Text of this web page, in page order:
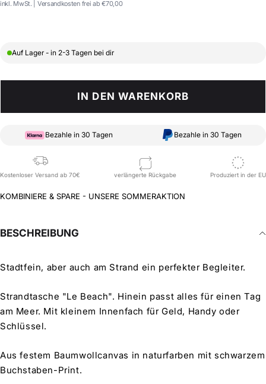
inkl. MwSt. | Versandkosten frei ab €70,00
Auf Lager - in 2-3 Tagen bei dir
IN DEN WARENKORB
Bezahle in 30 Tagen Bezahle in 30 Tagen
Kostenloser Versand ab 70€ verlängerte Rückgabe Produziert in der EU
KOMBINIERE & SPARE - UNSERE SOMMERAKTION
BESCHREIBUNG
Stadtfein, aber auch am Strand ein perfekter Begleiter.
Strandtasche "Le Beach". Hinein passt alles für einen Tag
am Meer. Mit kleinem Innenfach für Geld, Handy oder
Schlüssel.
Aus festem Baumwollcanvas in naturfarben mit schwarzem
Buchstaben-Print.